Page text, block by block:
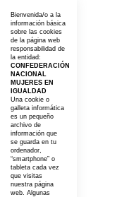
Bienvenida/o a la
información básica
sobre las cookies
de la página web
responsabilidad de
la entidad:
CONFEDERACIÓN
NACIONAL
MUJERES EN
IGUALDAD
Una cookie o
galleta informática
es un pequeño
archivo de
información que
se guarda en tu
ordenador,
“smartphone” o
tableta cada vez
que visitas
nuestra página
web. Algunas